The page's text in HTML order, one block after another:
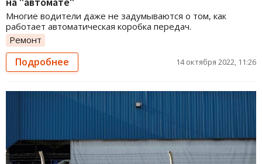
Многие водители даже не задумываются о том, как
работает автоматическая коробка передач.
Ремонт
Подробнее 14 октября 2022, 11:26